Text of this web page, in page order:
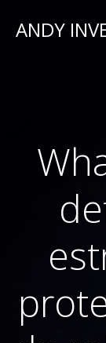
ANDY